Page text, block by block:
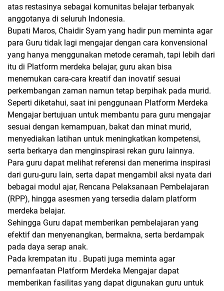
atas restasinya sebagai komunitas belajar terbanyak
anggotanya di seluruh Indonesia.
Bupati Maros, Chaidir Syam yang hadir pun meminta agar
para Guru tidak lagi mengajar dengan cara konvensional
yang hanya menggunakan metode ceramah, tapi lebih dari
itu di Platform merdeka belajar, guru akan bisa
menemukan cara-cara kreatif dan inovatif sesuai
perkembangan zaman namun tetap berpihak pada murid.
Seperti diketahui, saat ini penggunaan Platform Merdeka
Mengajar bertujuan untuk membantu para guru mengajar
sesuai dengan kemampuan, bakat dan minat murid,
menyediakan latihan untuk meningkatkan kompetensi,
serta berkarya dan menginspirasi rekan guru lainnya.
Para guru dapat melihat referensi dan menerima inspirasi
dari guru-guru lain, serta dapat mengambil aksi nyata dari
bebagai modul ajar, Rencana Pelaksanaan Pembelajaran
(RPP), hingga asesmen yang tersedia dalam platform
merdeka belajar.
Sehingga Guru dapat memberikan pembelajaran yang
efektif dan menyenangkan, bermakna, serta berdampak
pada daya serap anak.
Pada krempatan itu . Bupati juga meminta agar
pemanfaatan Platform Merdeka Mengajar dapat
memberikan fasilitas yang dapat digunakan guru untuk